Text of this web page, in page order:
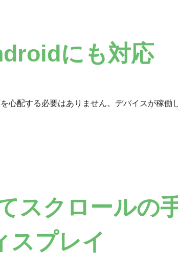
にも対応
配する必要はありません。デバイスが稼働
スクロールの
スプレイ